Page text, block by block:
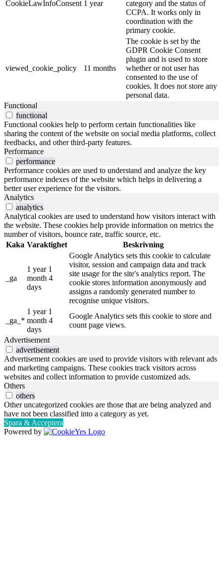
CookieLawInfoConsent 1 year
category and the status of
CCPA. It works only in
coordination with the
primary cookie.
viewed_cookie_policy 11 months
The cookie is set by the
GDPR Cookie Consent
plugin and is used to store
whether or not user has
consented to the use of
cookies. It does not store any
personal data.
Functional
functional
Functional cookies help to perform certain functionalities like
sharing the content of the website on social media platforms, collect
feedbacks, and other third-party features.
Performance
performance
Performance cookies are used to understand and analyze the key
performance indexes of the website which helps in delivering a
better user experience for the visitors.
Analytics
analytics
Analytical cookies are used to understand how visitors interact with
the website. These cookies help provide information on metrics the
number of visitors, bounce rate, traffic source, etc.
Kaka Varaktighet Beskrivning
_ga
1 year 1
month 4
days
Google Analytics sets this cookie to calculate
visitor, session and campaign data and track
site usage for the site's analytics report. The
cookie stores information anonymously and
assigns a randomly generated number to
recognise unique visitors.
_ga_*
1 year 1
month 4
days
Google Analytics sets this cookie to store and
count page views.
Advertisement
advertisement
Advertisement cookies are used to provide visitors with relevant ads
and marketing campaigns. These cookies track visitors across
websites and collect information to provide customized ads.
Others
others
Other uncategorized cookies are those that are being analyzed and
have not been classified into a category as yet.
Spara & Acceptera
Powered by